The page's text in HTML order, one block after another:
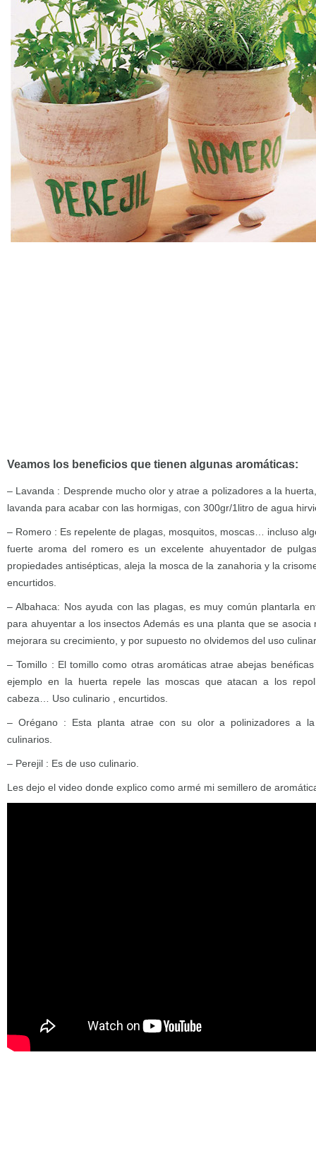
Veamos los beneficios que tienen algunas aromáticas:
– Lavanda : Desprende mucho olor y atrae a polizadores a la
lavanda para acabar con las hormigas, con 300gr/1litro de agua
– Romero : Es repelente de plagas, mosquitos, moscas… incluso
fuerte aroma del romero es un excelente ahuyentador de
propiedades antisépticas, aleja la mosca de la zanahoria y la
encurtidos.
– Albahaca: Nos ayuda con las plagas, es muy común plantarla
para ahuyentar a los insectos Además es una planta que se
mejorara su crecimiento, y por supuesto no olvidemos del uso
– Tomillo : El tomillo como otras aromáticas atrae abejas
ejemplo en la huerta repele las moscas que atacan a los
cabeza… Uso culinario , encurtidos.
– Orégano : Esta planta atrae con su olor a polinizadores a
culinarios.
– Perejil : Es de uso culinario.
Les dejo el video donde explico como armé mi semillero de